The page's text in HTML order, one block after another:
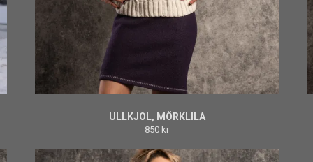
ULLKJOL, MÖRKLILA
850 kr